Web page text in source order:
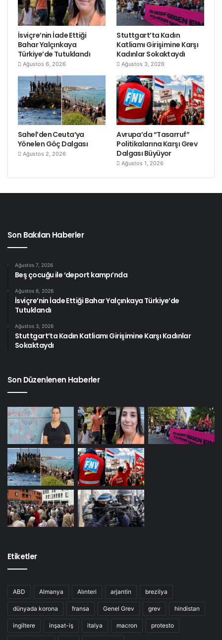
İsviçre’nin İade Ettiği
Bahar Yalçınkaya
Türkiye’de Tutuklandı
Ağustos 6, 2026
Stuttgart’ta Kadın
Katliamı Girişimine Karşı
Kadınlar Sokaktaydı
Ağustos 3, 2026
Sahel’den Ceuta’ya
Yönelen Göç Dalgası
Ağustos 2, 2026
Avrupa’da “Tasarruf”
Politikalarına Karşı Grev
Dalgası Büyüyor
Ağustos 1, 2026
Son Bakılan Haberler
Ağustos 7, 2026
Beş çocuğu ile ‘deport kampı’nda
Ağustos 6, 2026
İsviçre’nin İade Ettiği Bahar Yalçınkaya Türkiye’de
Tutuklandı
Ağustos 3, 2026
Stuttgart’ta Kadın Katliamı Girişimine Karşı Kadınlar
Sokaktaydı
Son Düzenlenen Haberler
Etiketler
ABD Almanya Alınteri arjantin brezilya
dünyada korona fransa Genel Grev grev hindistan
ingiltere inşaat-iş italya macron protesto